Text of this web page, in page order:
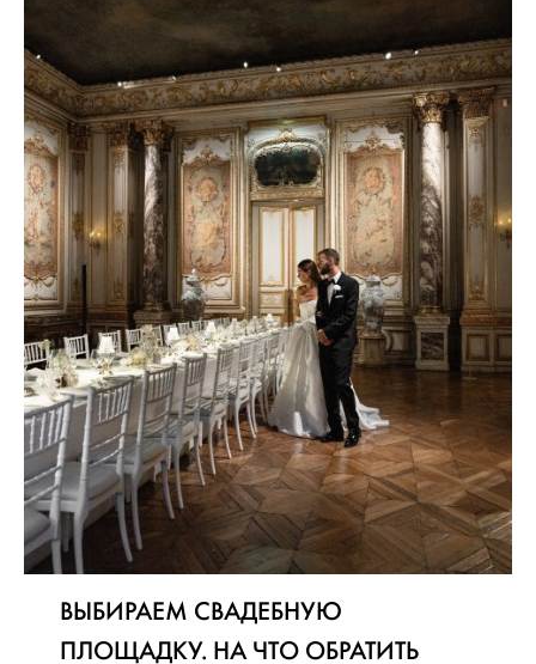
ВЫБИРАЕМ СВАДЕБНУЮ
ПЛОЩАДКУ. НА ЧТО ОБРАТИТЬ